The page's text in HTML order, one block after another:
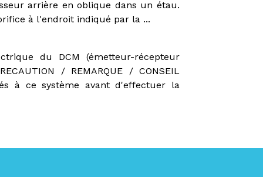
arrière en oblique dans un étau.
à l'endroit indiqué par la ...
du DCM (émetteur-récepteur
/ REMARQUE / CONSEIL
à ce système avant d'effectuer la